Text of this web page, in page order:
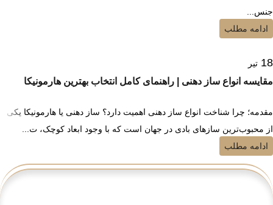
جنس...
ادامه مطلب
18 تیر
مقایسه انواع ساز دهنی | راهنمای کامل انتخاب بهترین هارمونیکا
مقدمه؛ چرا شناخت انواع ساز دهنی اهمیت دارد؟ ساز دهنی یا هارمونیکا یکی
از محبوب‌ترین سازهای بادی در جهان است که با وجود ابعاد کوچک، ت...
ادامه مطلب